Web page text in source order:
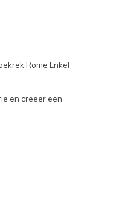
Rome Enkel
en creëer een